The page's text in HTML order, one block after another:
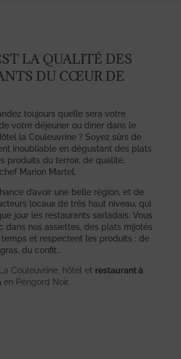
LA QUALITÉ DES
DU CŒUR DE
toujours quelle sera votre
votre déjeuner ou diner dans le
la Couleuvrine ? Soyez sûrs de
inoubliable en dégustant des plats
produits du terroir, de qualité,
Marion Martel.
d’avoir une belle région, et de
locaux de très haut niveau, qui
jour les restaurants sarladais. Vous
dans nos assiettes, des plats mijotés
et respectent les produits : de
du confit…
Couleuvrine, hôtel et restaurant à
en Périgord Noir.